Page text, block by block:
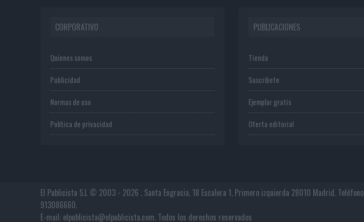
CORPORATIVO
Quienes somos
Publicidad
Normas de uso
Política de privacidad
PUBLICACIONES
Tienda
Suscríbete
Ejemplar gratis
Oferta editorial
El Publicista S.L © 2003 - 2026 . Santa Engracia, 18 Escalera 1, Primero izquierda 28010 Madrid. Teléfono
913086660.
E-mail: elpublicista@elpublicista.com. Todos los derechos reservados